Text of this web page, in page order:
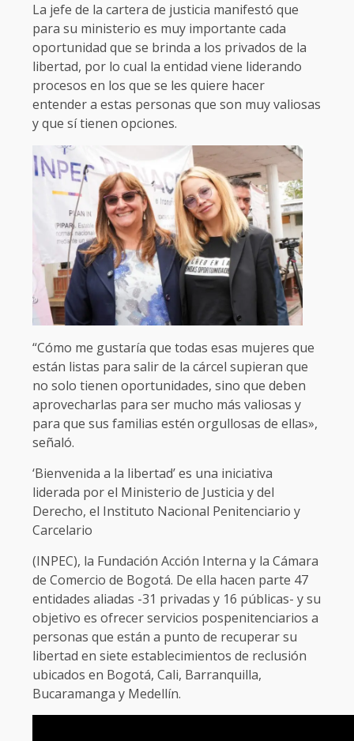
La jefe de la cartera de justicia manifestó que
para su ministerio es muy importante cada
oportunidad que se brinda a los privados de la
libertad, por lo cual la entidad viene liderando
procesos en los que se les quiere hacer
entender a estas personas que son muy valiosas
y que sí tienen opciones.
“Cómo me gustaría que todas esas mujeres que
están listas para salir de la cárcel supieran que
no solo tienen oportunidades, sino que deben
aprovecharlas para ser mucho más valiosas y
para que sus familias estén orgullosas de ellas»,
señaló.
‘Bienvenida a la libertad’ es una iniciativa
liderada por el Ministerio de Justicia y del
Derecho, el Instituto Nacional Penitenciario y
Carcelario
(INPEC), la Fundación Acción Interna y la Cámara
de Comercio de Bogotá. De ella hacen parte 47
entidades aliadas -31 privadas y 16 públicas- y su
objetivo es ofrecer servicios pospenitenciarios a
personas que están a punto de recuperar su
libertad en siete establecimientos de reclusión
ubicados en Bogotá, Cali, Barranquilla,
Bucaramanga y Medellín.